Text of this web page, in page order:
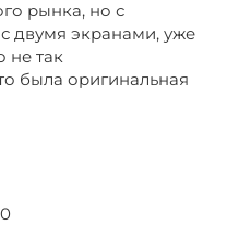
рынка, но с
двумя экранами, уже
не так
была оригинальная